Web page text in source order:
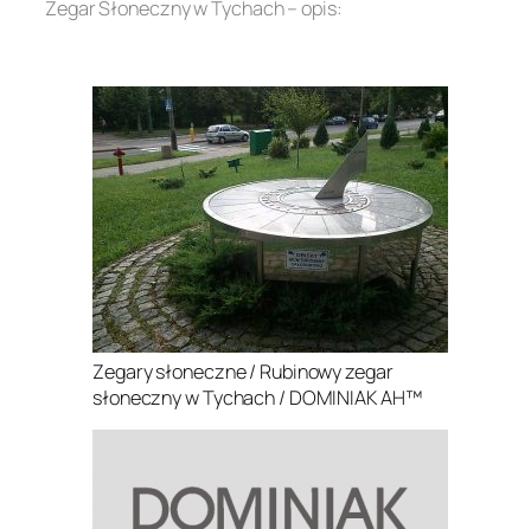
Zegar Słoneczny w Tychach – opis:
Zegary słoneczne / Rubinowy zegar
słoneczny w Tychach / DOMINIAK AH™